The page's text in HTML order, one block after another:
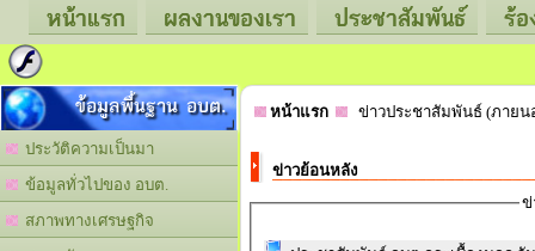
หน้าแรก ผลงานของเรา ประชาสัมพันธ์ ร้
ข้อมูลพื้นฐาน อบต.
ประวัติความเป็นมา
ข้อมูลทั่วไปของ อบต.
สภาพทางเศรษฐกิจ
หน้าแรก ข่าวประชาสัมพันธ์ (ภาย
ข่าวย้อนหลัง
ข่